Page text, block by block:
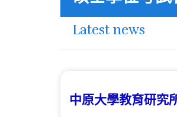
Latest news
中原大學教育研究